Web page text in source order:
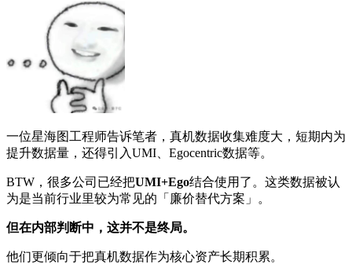
一位星海图工程师告诉笔者，真机数据收集难度大，短期内为
提升数据量，还得引入UMI、Egocentric数据等。
BTW，很多公司已经把UMI+Ego结合使用了。这类数据被认
为是当前行业里较为常见的「廉价替代方案」。
但在内部判断中，这并不是终局。
他们更倾向于把真机数据作为核心资产长期积累。